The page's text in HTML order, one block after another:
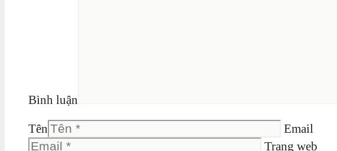
Bình luận
Tên
Email
Trang web